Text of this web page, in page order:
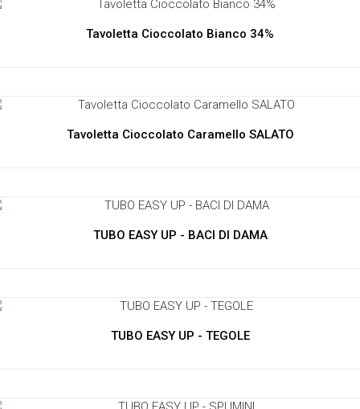
Tavoletta Cioccolato Bianco 34%
Tavoletta Cioccolato Caramello SALATO
TUBO EASY UP - BACI DI DAMA
TUBO EASY UP - TEGOLE